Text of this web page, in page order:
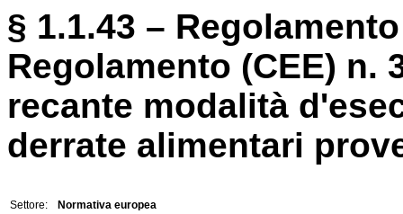
§ 1.1.43 –
Regolamento (CEE) n.
recante modalità
derrate alimentari
Settore:
Normativa europea